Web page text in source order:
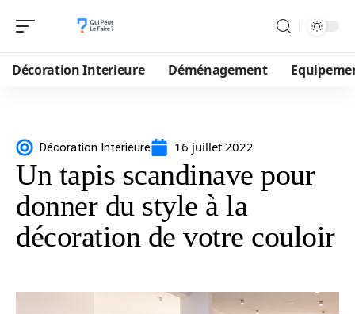
Décoration Interieure Déménagement
Décoration Interieure 16 juillet 2022
Un tapis scandinave pour
donner du style à la
décoration de votre couloir